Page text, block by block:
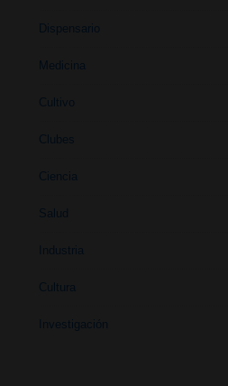
Dispensario
Medicina
Cultivo
Clubes
Ciencia
Salud
Industria
Cultura
Investigación